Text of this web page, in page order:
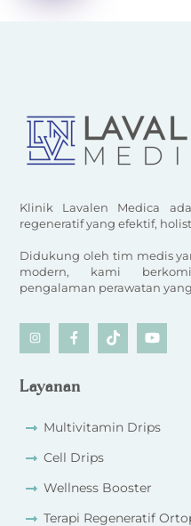
Klinik Lavalen Medica
regeneratif yang efektif,
Didukung oleh tim medis
modern, kami
pengalaman perawatan
Icon
Icon
Icon
Icon
Layanan
Multivitamin Drips
Cell Drips
Wellness Booster
Terapi Regeneratif